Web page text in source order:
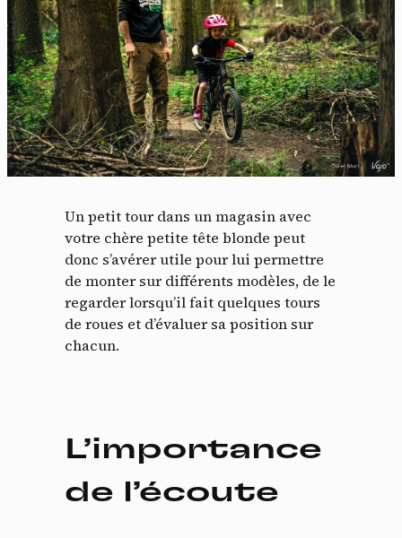
Un petit tour dans un magasin avec
votre chère petite tête blonde peut
donc s’avérer utile pour lui permettre
de monter sur différents modèles, de le
regarder lorsqu’il fait quelques tours
de roues et d’évaluer sa position sur
chacun.
L’importance
de l’écoute